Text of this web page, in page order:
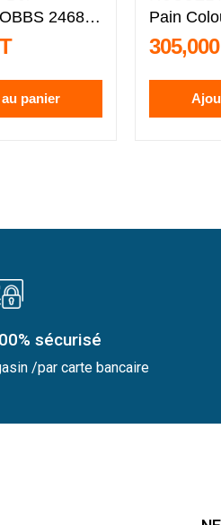
24680-
panier
Pain
56...
sécurisé
/par carte bancaire